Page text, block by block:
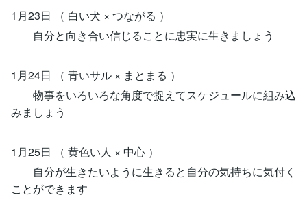
1月23日 （ 白い犬 × つながる ）
自分と向き合い信じることに忠実に生きましょう
1月24日 （ 青いサル × まとまる ）
物事をいろいろな角度で捉えてスケジュールに組み込
みましょう
1月25日 （ 黄色い人 × 中心 ）
自分が生きたいように生きると自分の気持ちに気付く
ことができます